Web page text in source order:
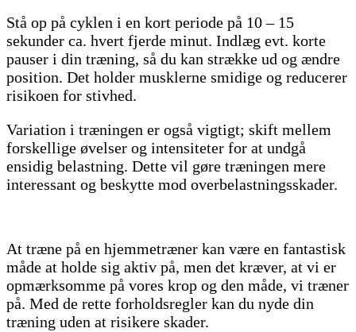
Stå op på cyklen i en kort periode på 10 – 15
sekunder ca. hvert fjerde minut. Indlæg evt. korte
pauser i din træning, så du kan strække ud og ændre
position. Det holder musklerne smidige og reducerer
risikoen for stivhed.
Variation i træningen er også vigtigt; skift mellem
forskellige øvelser og intensiteter for at undgå
ensidig belastning. Dette vil gøre træningen mere
interessant og beskytte mod overbelastningsskader.
At træne på en hjemmetræner kan være en fantastisk
måde at holde sig aktiv på, men det kræver, at vi er
opmærksomme på vores krop og den måde, vi træner
på. Med de rette forholdsregler kan du nyde din
træning uden at risikere skader.